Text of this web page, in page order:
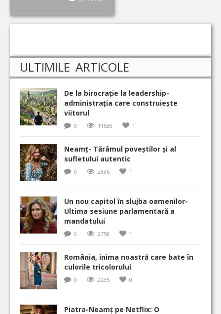
ULTIMILE ARTICOLE
De la birocrație la leadership-
administrația care construiește
viitorul
0 11530 1
Neamț- Tărâmul poveștilor și al
sufletului autentic
0 2836 1
Un nou capitol în slujba oamenilor-
Ultima sesiune parlamentară a
mandatului
0 2758 1
România, inima noastră care bate în
culorile tricolorului
0 2235 0
Piatra-Neamț pe Netflix: O